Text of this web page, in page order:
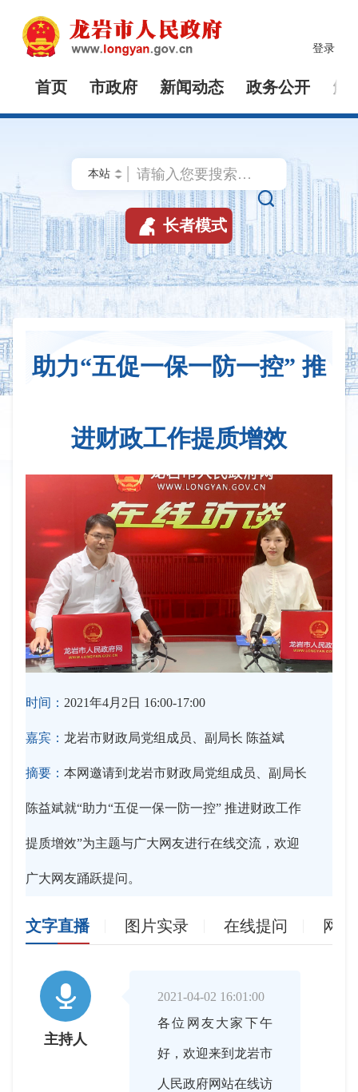
登录
首页 市政府 新闻动态 政务公开 解

 长者模式
助力“五促一保一防一控” 推
进财政工作提质增效
时间： 2021年4月2日 16:00-17:00
嘉宾： 龙岩市财政局党组成员、副局长 陈益斌
摘要： 本网邀请到龙岩市财政局党组成员、副局长
陈益斌就“助力“五促一保一防一控” 推进财政工作
提质增效”为主题与广大网友进行在线交流，欢迎
广大网友踊跃提问。
文字直播 图片实录 在线提问 网

主持人
2021-04-02 16:01:00
各位网友大家下午
好，欢迎来到龙岩市
人民政府网站在线访